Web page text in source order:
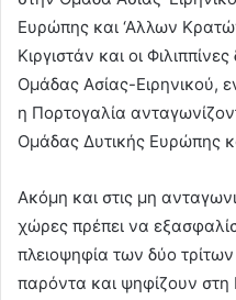
Ευρώπης και ‘Αλλων
Κιργιστάν και οι
Ομάδας Ασίας-Ειρηνικού,
η Πορτογαλία
Ομάδας Δυτικής Ευρώπης
Ακόμη και στις μη
χώρες πρέπει να
πλειοψηφία των δύο
παρόντα και ψηφίζουν στη